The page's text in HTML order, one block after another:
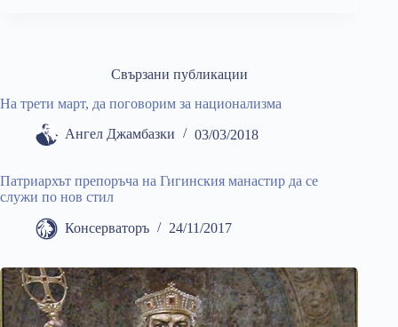
Свързани публикации
На трети март, да поговорим за национализма
Ангел Джамбазки 03/03/2018
Патриархът препоръча на Гигинския манастир да се
служи по нов стил
Консерваторъ 24/11/2017